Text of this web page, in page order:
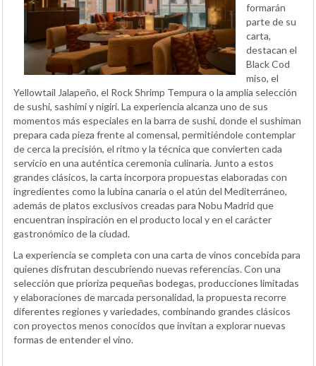
formarán
parte de su
carta,
destacan el
Black Cod
miso, el
Yellowtail Jalapeño, el Rock Shrimp Tempura o la amplia selección
de sushi, sashimi y nigiri. La experiencia alcanza uno de sus
momentos más especiales en la barra de sushi, donde el sushiman
prepara cada pieza frente al comensal, permitiéndole contemplar
de cerca la precisión, el ritmo y la técnica que convierten cada
servicio en una auténtica ceremonia culinaria. Junto a estos
grandes clásicos, la carta incorpora propuestas elaboradas con
ingredientes como la lubina canaria o el atún del Mediterráneo,
además de platos exclusivos creadas para Nobu Madrid que
encuentran inspiración en el producto local y en el carácter
gastronómico de la ciudad.
La experiencia se completa con una carta de vinos concebida para
quienes disfrutan descubriendo nuevas referencias. Con una
selección que prioriza pequeñas bodegas, producciones limitadas
y elaboraciones de marcada personalidad, la propuesta recorre
diferentes regiones y variedades, combinando grandes clásicos
con proyectos menos conocidos que invitan a explorar nuevas
formas de entender el vino.